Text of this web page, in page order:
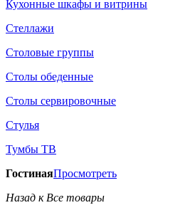
Кухонные шкафы и витрины
Стеллажи
Столовые группы
Столы обеденные
Столы сервировочные
Стулья
Тумбы ТВ
ГостинаяПросмотреть
Назад к Все товары